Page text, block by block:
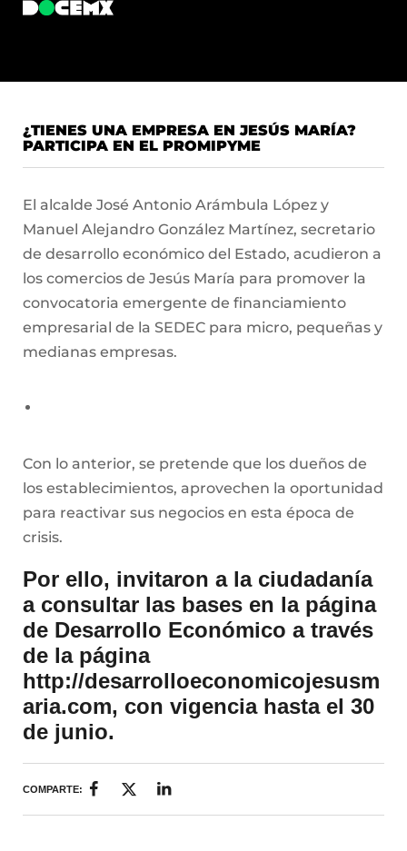
¿TIENES UNA EMPRESA EN JESÚS MARÍA?
PARTICIPA EN EL PROMIPYME
El alcalde José Antonio Arámbula López y
Manuel Alejandro González Martínez, secretario
de desarrollo económico del Estado, acudieron a
los comercios de Jesús María para promover la
convocatoria emergente de financiamiento
empresarial de la SEDEC para micro, pequeñas y
medianas empresas.
Con lo anterior, se pretende que los dueños de
los establecimientos, aprovechen la oportunidad
para reactivar sus negocios en esta época de
crisis.
Por ello, invitaron a la ciudadanía
a consultar las bases en la página
de Desarrollo Económico a través
de la página
http://desarrolloeconomicojesusm
aria.com, con vigencia hasta el 30
de junio.
COMPARTE: